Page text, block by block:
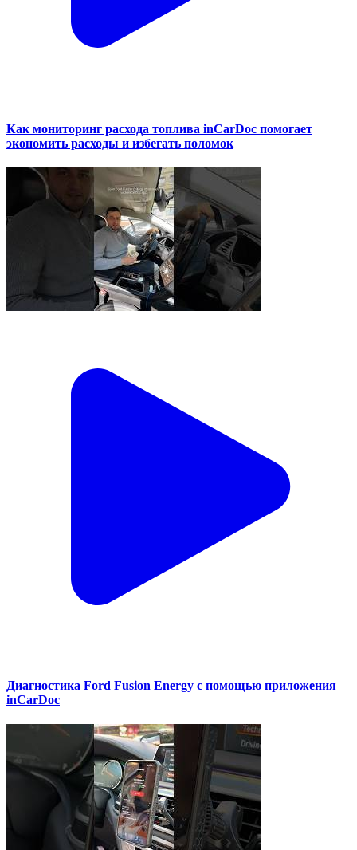
Как мониторинг расхода топлива inCarDoc помогает
экономить расходы и избегать поломок
Диагностика Ford Fusion Energy с помощью приложения
inCarDoc